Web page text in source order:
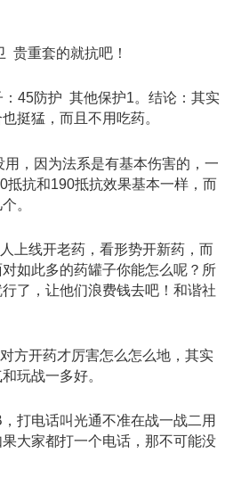
重套的就抗吧！
防护 其他保护1。结论：其实
挺猛，而且不用吃药。
，因为法系是有基本伤害的，一
抵抗和190抵抗效果基本一样，而
。
线开老药，看形势开新药，而
如此多的药罐子你能怎么呢？所
了，让他们浪费钱去吧！和谐社
开药才厉害怎么怎么地，其实
玩战一多好。
电话叫光通不准在战一战二用
大家都打一个电话，那不可能没